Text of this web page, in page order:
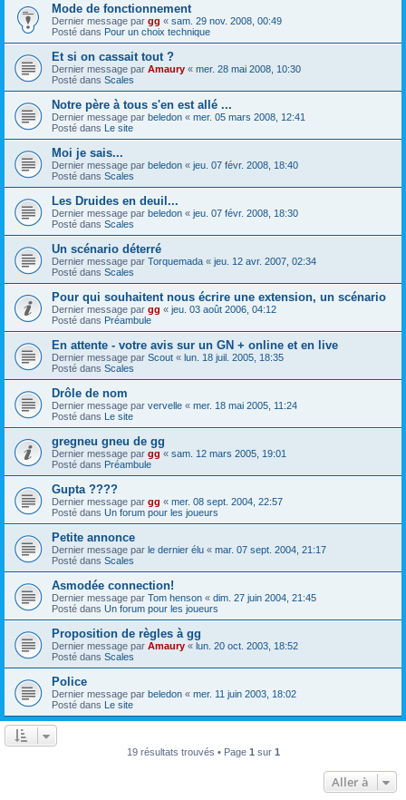
Mode de fonctionnement
Dernier message par gg « sam. 29 nov. 2008, 00:49
Posté dans Pour un choix technique
Et si on cassait tout ?
Dernier message par Amaury « mer. 28 mai 2008, 10:30
Posté dans Scales
Notre père à tous s'en est allé ...
Dernier message par beledon « mer. 05 mars 2008, 12:41
Posté dans Le site
Moi je sais...
Dernier message par beledon « jeu. 07 févr. 2008, 18:40
Posté dans Scales
Les Druides en deuil...
Dernier message par beledon « jeu. 07 févr. 2008, 18:30
Posté dans Scales
Un scénario déterré
Dernier message par Torquemada « jeu. 12 avr. 2007, 02:34
Posté dans Scales
Pour qui souhaitent nous écrire une extension, un scénario
Dernier message par gg « jeu. 03 août 2006, 04:12
Posté dans Préambule
En attente - votre avis sur un GN + online et en live
Dernier message par Scout « lun. 18 juil. 2005, 18:35
Posté dans Scales
Drôle de nom
Dernier message par vervelle « mer. 18 mai 2005, 11:24
Posté dans Le site
gregneu gneu de gg
Dernier message par gg « sam. 12 mars 2005, 19:01
Posté dans Préambule
Gupta ????
Dernier message par gg « mer. 08 sept. 2004, 22:57
Posté dans Un forum pour les joueurs
Petite annonce
Dernier message par le dernier élu « mar. 07 sept. 2004, 21:17
Posté dans Scales
Asmodée connection!
Dernier message par Tom henson « dim. 27 juin 2004, 21:45
Posté dans Un forum pour les joueurs
Proposition de règles à gg
Dernier message par Amaury « lun. 20 oct. 2003, 18:52
Posté dans Scales
Police
Dernier message par beledon « mer. 11 juin 2003, 18:02
Posté dans Le site
19 résultats trouvés • Page 1 sur 1
Aller à